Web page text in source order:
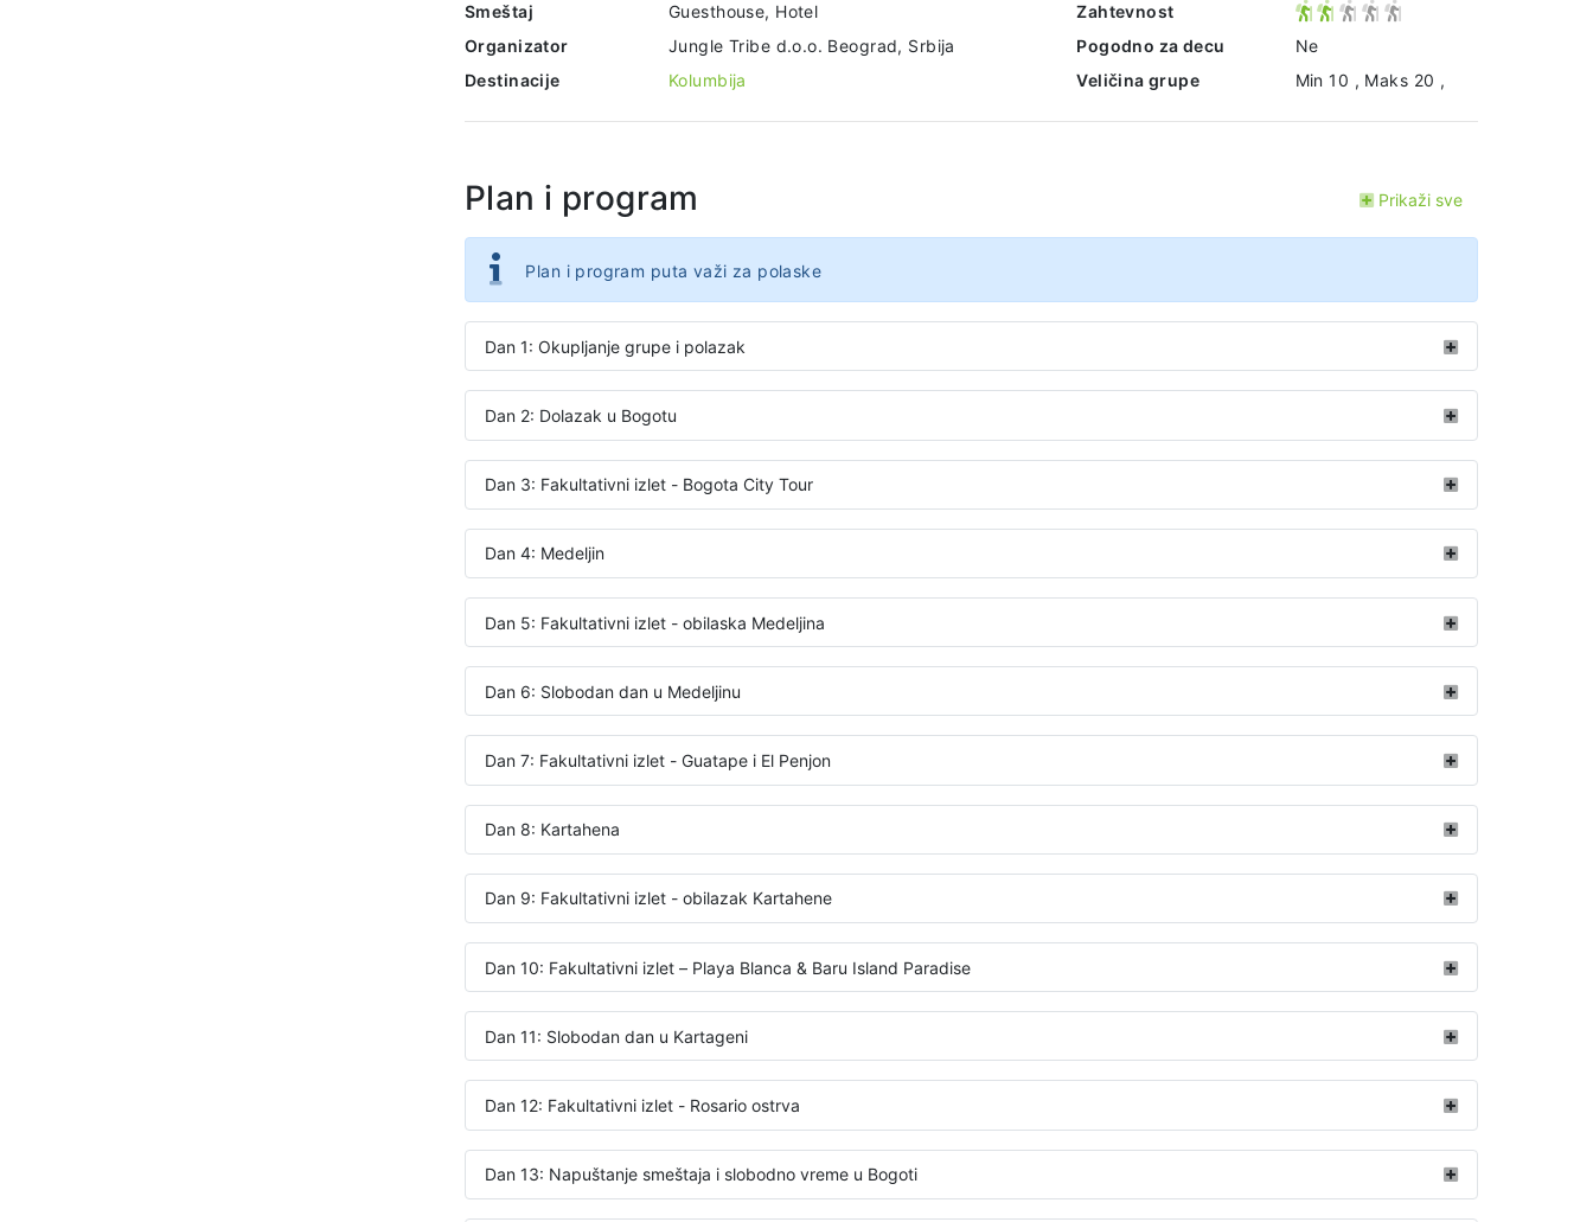
Smeštaj
Guesthouse, Hotel
Organizator
Jungle Tribe d.o.o. Beograd, Srbija
Destinacije
Kolumbija
Zahtevnost
Pogodno za decu
Ne
Veličina grupe
Min 10 , Maks 20 ,
Plan i program Prikaži sve
Plan i program puta važi za polaske
Dan 1: Okupljanje grupe i polazak
Dan 2: Dolazak u Bogotu
Dan 3: Fakultativni izlet - Bogota City Tour
Dan 4: Medeljin
Dan 5: Fakultativni izlet - obilaska Medeljina
Dan 6: Slobodan dan u Medeljinu
Dan 7: Fakultativni izlet - Guatape i El Penjon
Dan 8: Kartahena
Dan 9: Fakultativni izlet - obilazak Kartahene
Dan 10: Fakultativni izlet – Playa Blanca & Baru Island Paradise
Dan 11: Slobodan dan u Kartageni
Dan 12: Fakultativni izlet - Rosario ostrva
Dan 13: Napuštanje smeštaja i slobodno vreme u Bogoti